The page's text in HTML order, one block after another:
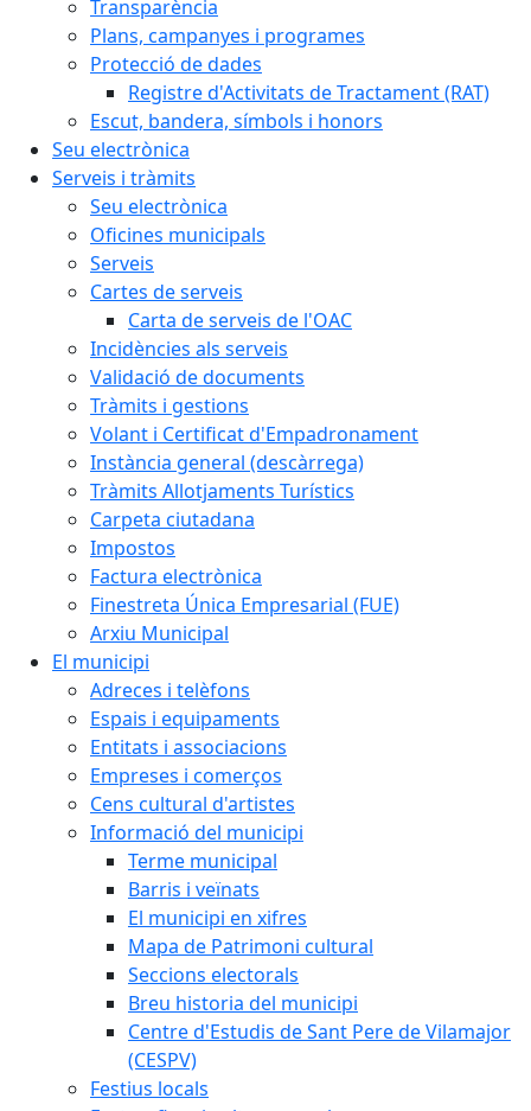
Transparència
Plans, campanyes i programes
Protecció de dades
Registre d'Activitats de Tractament (RAT)
Escut, bandera, símbols i honors
Seu electrònica
Serveis i tràmits
Seu electrònica
Oficines municipals
Serveis
Cartes de serveis
Carta de serveis de l'OAC
Incidències als serveis
Validació de documents
Tràmits i gestions
Volant i Certificat d'Empadronament
Instància general (descàrrega)
Tràmits Allotjaments Turístics
Carpeta ciutadana
Impostos
Factura electrònica
Finestreta Única Empresarial (FUE)
Arxiu Municipal
El municipi
Adreces i telèfons
Espais i equipaments
Entitats i associacions
Empreses i comerços
Cens cultural d'artistes
Informació del municipi
Terme municipal
Barris i veïnats
El municipi en xifres
Mapa de Patrimoni cultural
Seccions electorals
Breu historia del municipi
Centre d'Estudis de Sant Pere de Vilamajor
(CESPV)
Festius locals